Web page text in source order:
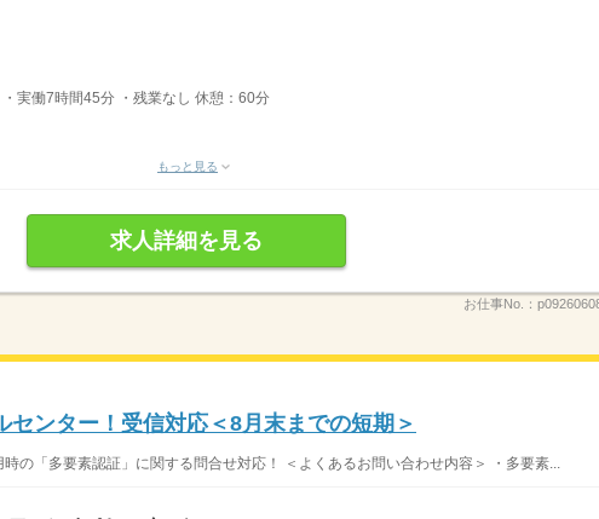
実働7時間45分 ・残業なし 休憩：60分
もっと見る
求人詳細を見る
お仕事No.：
ンター！受信対応＜8月末までの短期＞
の「多要素認証」に関する問合せ対応！ ＜よくあるお問い合わせ内容＞ ・多要素...